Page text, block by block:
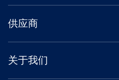
供应商
关于我们